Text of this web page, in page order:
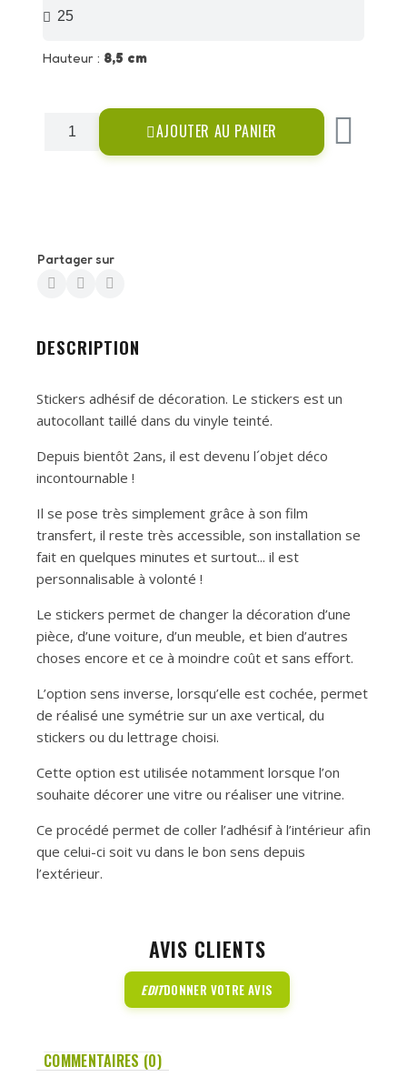
Hauteur : 8,5 cm
AJOUTER AU PANIER
Partager sur
DESCRIPTION
Stickers adhésif de décoration. Le stickers est un
autocollant taillé dans du vinyle teinté.
Depuis bientôt 2ans, il est devenu l´objet déco
incontournable !
Il se pose très simplement grâce à son film
transfert, il reste très accessible, son installation se
fait en quelques minutes et surtout... il est
personnalisable à volonté !
Le stickers permet de changer la décoration d’une
pièce, d’une voiture, d’un meuble, et bien d’autres
choses encore et ce à moindre coût et sans effort.
L’option sens inverse, lorsqu’elle est cochée, permet
de réalisé une symétrie sur un axe vertical, du
stickers ou du lettrage choisi.
Cette option est utilisée notamment lorsque l’on
souhaite décorer une vitre ou réaliser une vitrine.
Ce procédé permet de coller l’adhésif à l’intérieur afin
que celui-ci soit vu dans le bon sens depuis
l’extérieur.
AVIS CLIENTS
EDITDONNER VOTRE AVIS
COMMENTAIRES (0)